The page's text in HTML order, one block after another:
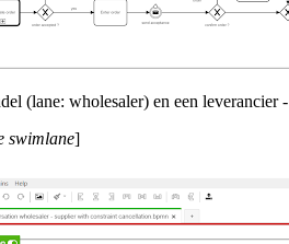
(lane: wholesaler) en een leverancier
swimlane]